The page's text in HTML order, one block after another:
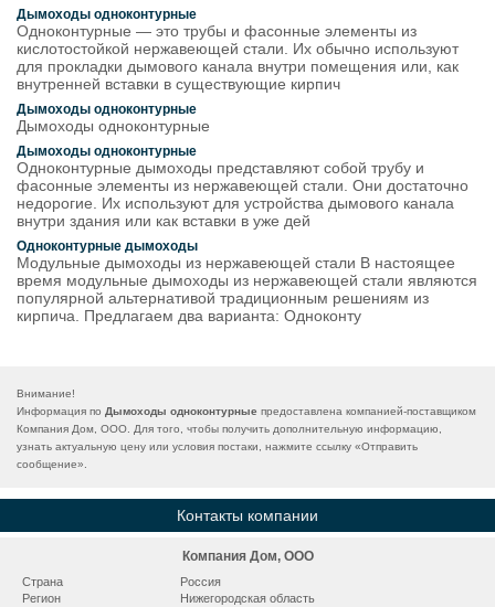
Дымоходы одноконтурные
Одноконтурные — это трубы и фасонные элементы из
кислотостойкой нержавеющей стали. Их обычно используют
для прокладки дымового канала внутри помещения или, как
внутренней вставки в существующие кирпич
Дымоходы одноконтурные
Дымоходы одноконтурные
Дымоходы одноконтурные
Одноконтурные дымоходы представляют собой трубу и
фасонные элементы из нержавеющей стали. Они достаточно
недорогие. Их используют для устройства дымового канала
внутри здания или как вставки в уже дей
Одноконтурные дымоходы
Модульные дымоходы из нержавеющей стали В настоящее
время модульные дымоходы из нержавеющей стали являются
популярной альтернативой традиционным решениям из
кирпича. Предлагаем два варианта: Одноконту
Внимание!
Информация по Дымоходы одноконтурные предоставлена компанией-поставщиком
Компания Дом, ООО. Для того, чтобы получить дополнительную информацию,
узнать актуальную цену или условия постаки, нажмите ссылку «Отправить
сообщение».
Контакты компании
Компания Дом, ООО
Страна
Россия
Регион
Нижегородская область